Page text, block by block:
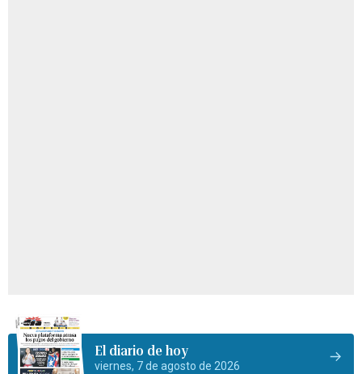
El diario de hoy
viernes, 7 de agosto de 2026